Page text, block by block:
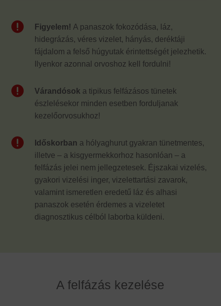
 Figyelem! A panaszok fokozódása, láz,
hidegrázás, véres vizelet, hányás, deréktáji
fájdalom a felső húgyutak érintettségét jelezhetik.
Ilyenkor azonnal orvoshoz kell fordulni!
 Várandósok a tipikus felfázásos tünetek
észlelésekor minden esetben forduljanak
kezelőorvosukhoz!
 Időskorban a hólyaghurut gyakran tünetmentes,
illetve – a kisgyermekkorhoz hasonlóan – a
felfázás jelei nem jellegzetesek. Éjszakai vizelés,
gyakori vizelési inger, vizelettartási zavarok,
valamint ismeretlen eredetű láz és alhasi
panaszok esetén érdemes a vizeletet
diagnosztikus célból laborba küldeni.
A felfázás kezelése